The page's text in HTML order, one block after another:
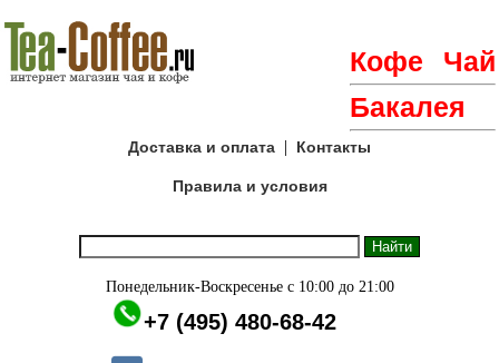
Кофе
Чай
Бакалея
Доставка и оплата | Контакты
Правила и условия
Понедельник-Воскресенье с 10:00 до 21:00
+7 (495) 480-68-42